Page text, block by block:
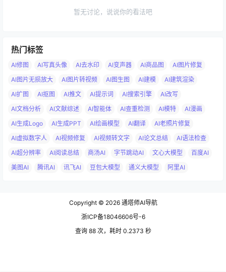
暂无讨论，说说你的看法吧
热门标签
AI修图 AI写真头像 AI去水印 AI变声器 AI商品图
AI图片修复
AI图片无损放大
AI图片转视频 AI图生图 AI建模
AI建筑渲染
AI扩图
AI抠图 AI推文 AI提示词 AI搜索引擎
AI改写
AI文档分析
AI文献综述 AI智能体 AI查重检测 AI模特
AI漫画
AI生成Logo
AI生成PPT AI绘画模型 AI翻译
AI老照片修复
AI虚拟数字人
AI视频修复 AI视频转文字 AI论文总结
AI语法检查
AI超分辨率
AI阅读总结 商汤AI 字节跳动AI 文心大模型
百度AI
美图AI
腾讯AI 讯飞AI 豆包大模型 通义大模型 阿里AI
Copyright © 2026通塔师AI导航
浙ICP备18046606号-6
查询 88 次，耗时 0.2373 秒